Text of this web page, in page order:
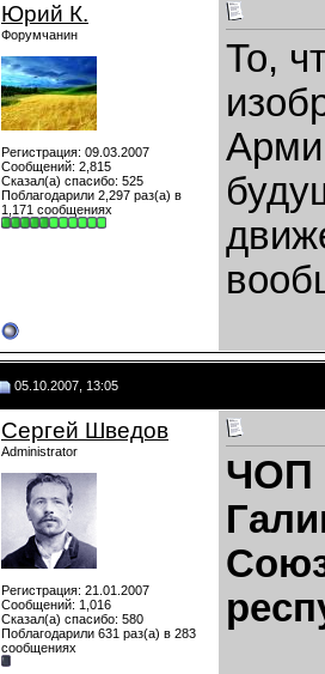
Юрий К.
Форумчанин
Регистрация: 09.03.2007
Сообщений: 2,815
Сказал(а) спасибо: 525
Поблагодарили 2,297 раз(а) в
1,171 сообщениях
То,
05.10.2007, 13:05
Сергей Шведов
Administrator
Регистрация: 21.01.2007
Сообщений: 1,016
Сказал(а) спасибо: 580
Поблагодарили 631 раз(а) в 283
сообщениях
ЧОП